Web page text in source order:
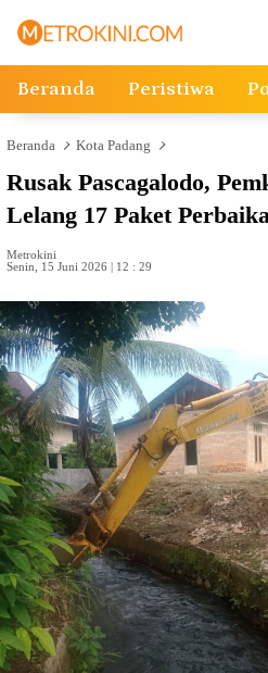
Beranda Peristiwa
Beranda Kota Padang
Rusak Pascagalodo,
Lelang 17 Paket
Metrokini
Senin, 15 Juni 2026 | 12 : 29